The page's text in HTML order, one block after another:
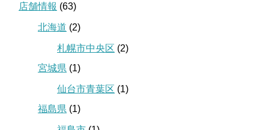
店舗情報 (63)
北海道 (2)
札幌市中央区 (2)
宮城県 (1)
仙台市青葉区 (1)
福島県 (1)